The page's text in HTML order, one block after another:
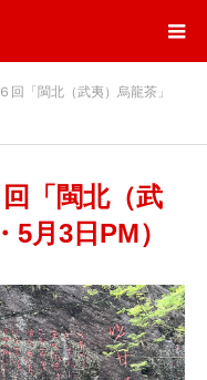
回「閩北（武夷）烏龍茶」
「閩北（武
月3日PM）